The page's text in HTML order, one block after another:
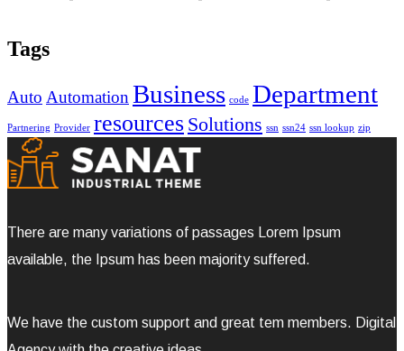
Tags
Auto Automation Business code Department
Partnering Provider resources Solutions ssn ssn24 ssn lookup zip
There are many variations of passages Lorem Ipsum
available, the Ipsum has been majority suffered.
We have the custom support and great tem members. Digital